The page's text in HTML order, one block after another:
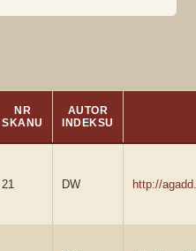
NR
SKANU
AUTOR
INDEKSU
21 DW http://